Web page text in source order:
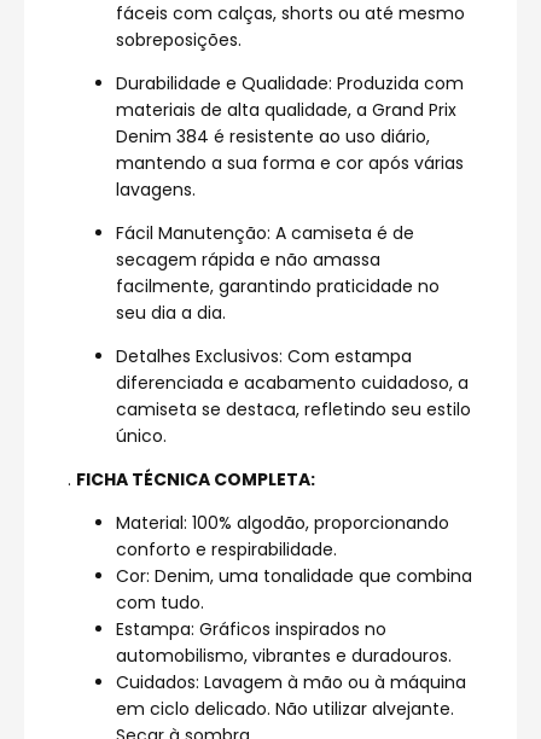
fáceis com calças, shorts ou até mesmo
sobreposições.
Durabilidade e Qualidade: Produzida com
materiais de alta qualidade, a Grand Prix
Denim 384 é resistente ao uso diário,
mantendo a sua forma e cor após várias
lavagens.
Fácil Manutenção: A camiseta é de
secagem rápida e não amassa
facilmente, garantindo praticidade no
seu dia a dia.
Detalhes Exclusivos: Com estampa
diferenciada e acabamento cuidadoso, a
camiseta se destaca, refletindo seu estilo
único.
. FICHA TÉCNICA COMPLETA:
Material: 100% algodão, proporcionando
conforto e respirabilidade.
Cor: Denim, uma tonalidade que combina
com tudo.
Estampa: Gráficos inspirados no
automobilismo, vibrantes e duradouros.
Cuidados: Lavagem à mão ou à máquina
em ciclo delicado. Não utilizar alvejante.